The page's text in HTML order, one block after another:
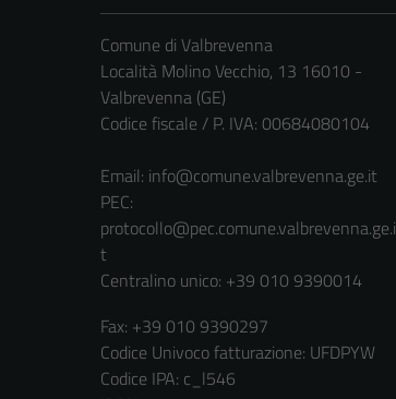
Comune di Valbrevenna
Località Molino Vecchio, 13 16010 -
Valbrevenna (GE)
Codice fiscale / P. IVA: 00684080104
Email: info@comune.valbrevenna.ge.it
PEC:
protocollo@pec.comune.valbrevenna.ge.i
t
Centralino unico: +39 010 9390014
Fax: +39 010 9390297
Codice Univoco fatturazione: UFDPYW
Codice IPA: c_l546